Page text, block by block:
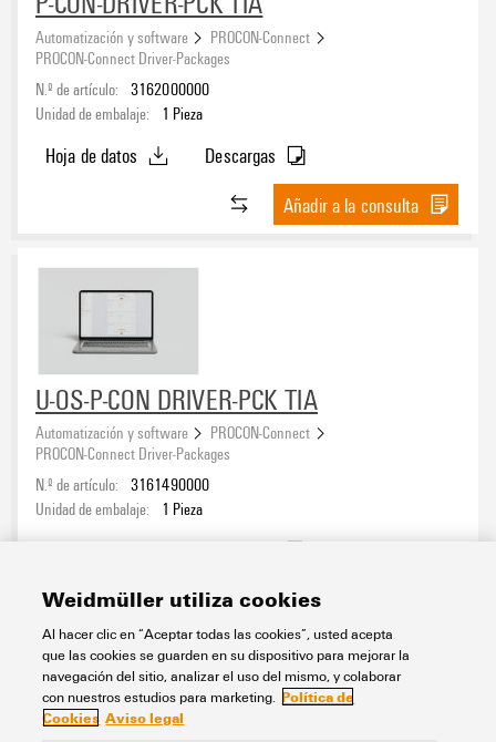
Automatización y software
PROCON-Connect
PROCON-Connect Driver-Packages
N.º de artículo: 3162000000
Unidad de embalaje:
1 Pieza
Hoja de datos
Descargas
Añadir a la consulta
U-OS-P-CON DRIVER-PCK TIA
Automatización y software
PROCON-Connect
PROCON-Connect Driver-Packages
N.º de artículo: 3161490000
Unidad de embalaje:
1 Pieza
Añadir a la consulta
Contacto Acerca de nuestra eShop
Weidmüller utiliza cookies
Al hacer clic en “Aceptar todas las cookies”, usted acepta
que las cookies se guarden en su dispositivo para mejorar la
navegación del sitio, analizar el uso del mismo, y colaborar
con nuestros estudios para marketing. Política de
Cookies Aviso legal